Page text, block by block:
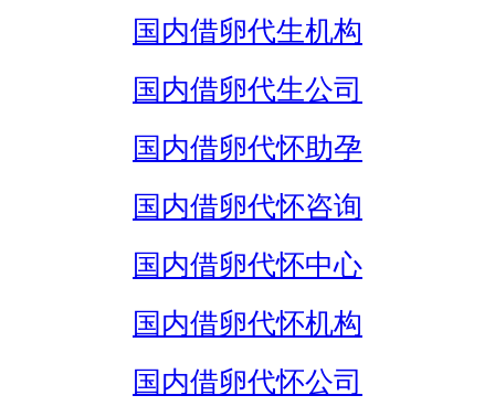
国内借卵代生机构
国内借卵代生公司
国内借卵代怀助孕
国内借卵代怀咨询
国内借卵代怀中心
国内借卵代怀机构
国内借卵代怀公司